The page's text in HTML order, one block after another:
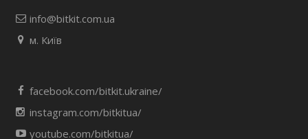
info@bitkit.com.ua
м. Київ
facebook.com/bitkit.ukraine/
instagram.com/bitkitua/
youtube.com/bitkitua/